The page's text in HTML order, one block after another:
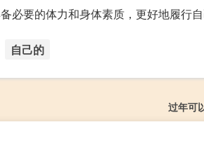
要的体力和身体素质，更好地履行自
自己的
过年可